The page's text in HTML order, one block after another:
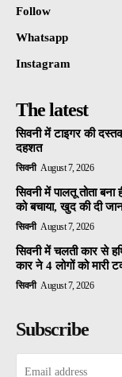
Follow
Whatsapp
Instagram
The latest
सिवनी में टाइगर की
दहशत
सिवनी August 7, 2026
सिवनी में पालतू तोता
को बचाया, खुद की दी
सिवनी August 7, 2026
सिवनी में चलती कार से
कार ने 4 लोगों को मारी
सिवनी August 7, 2026
Subscribe